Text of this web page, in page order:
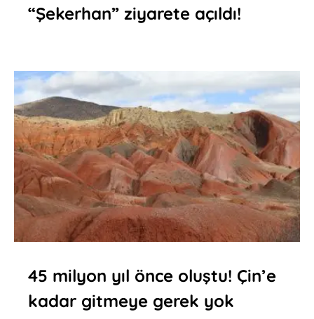
“Şekerhan” ziyarete açıldı!
45 milyon yıl önce oluştu! Çin’e
kadar gitmeye gerek yok